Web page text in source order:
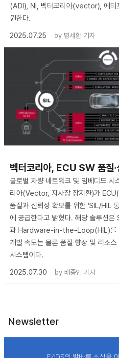
(ADI), NI, 벡터코리아(vector), 에티
원한다.
2025.07.25
by 명세환 기자
벡터코리아, ECU SW 품질·
글로벌 차량 네트워크 및 임베디드 시
리아(Vector, 지사장 장지환)가
품질과 신뢰성 확보를 위한 ‘SIL/HIL
에 공급한다고 밝혔다. 해당 솔루
과 Hardware-in-the-Loop(HIL)를
개발 속도는 물론 품질 향상 및 리소
시스템이다.
2025.07.30
by 배종인 기자
Newsletter